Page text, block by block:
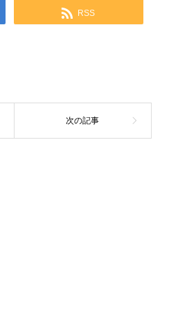
RSS